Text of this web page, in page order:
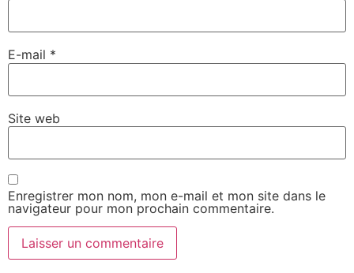
E-mail *
Site web
Enregistrer mon nom, mon e-mail et mon site dans le
navigateur pour mon prochain commentaire.